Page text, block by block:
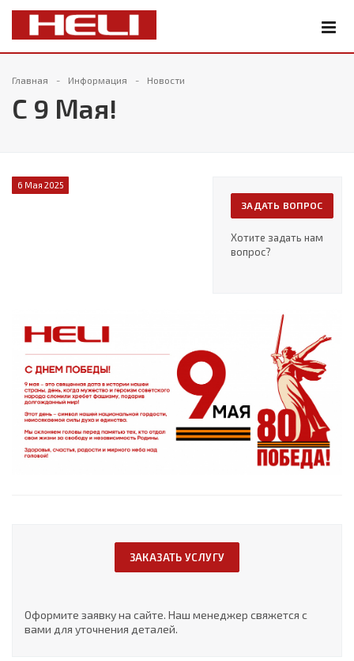
Главная Информация Новости
С 9 Мая!
ЗАДАТЬ ВОПРОС
Хотите задать нам
вопрос?
6 Мая 2025
ЗАКАЗАТЬ УСЛУГУ
Оформите заявку на сайте. Наш менеджер свяжется с
вами для уточнения деталей.